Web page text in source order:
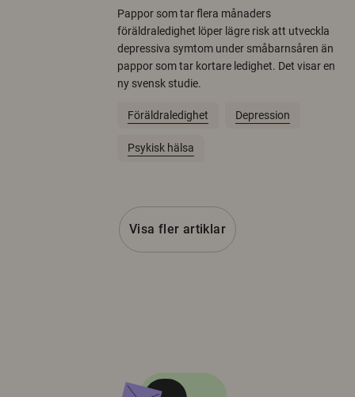
Pappor som tar flera månaders
föräldraledighet löper lägre risk att utveckla
depressiva symtom under småbarnsåren än
pappor som tar kortare ledighet. Det visar en
ny svensk studie.
Föräldraledighet Depression
Psykisk hälsa
Visa fler artiklar